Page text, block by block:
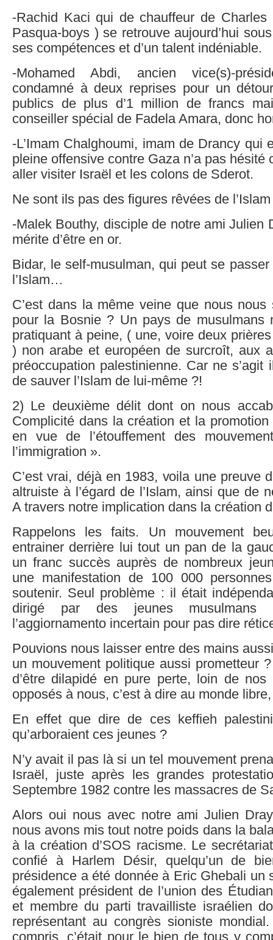
-Rachid Kaci qui de chauffeur de
Pasqua-boys ) se retrouve aujourd’hui
ses compétences et d’un talent indéniable.
-Mohamed Abdi, ancien vice(s)-
condamné à deux reprises pour un
publics de plus d’1 million de francs
conseiller spécial de Fadela Amara, donc
-L’Imam Chalghoumi, imam de Drancy qui
pleine offensive contre Gaza n’a pas hésité
aller visiter Israël et les colons de Sderot.
Ne sont ils pas des figures rêvées de
-Malek Bouthy, disciple de notre ami Julien
mérite d’être en or.
Bidar, le self-musulman, qui peut se
l’Islam…
C’est dans la même veine que nous nous
pour la Bosnie ? Un pays de musulmans
pratiquant à peine, ( une, voire deux
) non arabe et européen de surcroît, aux
préoccupation palestinienne. Car ne s’agit
de sauver l’Islam de lui-même ?!
2) Le deuxième délit dont on nous
Complicité dans la création et la
en vue de l’étouffement des
l’immigration ».
C’est vrai, déjà en 1983, voila une preuve
altruiste à l’égard de l’Islam, ainsi que de
A travers notre implication dans la création
Rappelons les faits. Un mouvement
entrainer derrière lui tout un pan de la
un franc succès auprès de nombreux
une manifestation de 100 000
soutenir. Seul problème : il était
dirigé par des jeunes
l’aggiornamento incertain pour pas dire
Pouvions nous laisser entre des mains
un mouvement politique aussi prometteur
d’être dilapidé en pure perte, loin de nos
opposés à nous, c’est à dire au monde
En effet que dire de ces keffieh
qu’arboraient ces jeunes ?
N’y avait il pas là si un tel mouvement
Israël, juste après les grandes
Septembre 1982 contre les massacres de
Alors oui nous avec notre ami Julien
nous avons mis tout notre poids dans la
à la création d’SOS racisme. Le
confié à Harlem Désir, quelqu’un de
présidence a été donnée à Eric Ghebali un
également président de l’union des
et membre du parti travailliste israélien
représentant au congrès sioniste
compris, c’était pour le bien de tous y